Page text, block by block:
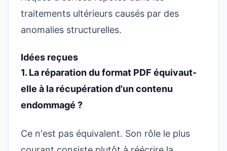
traitements ultérieurs causés par des
anomalies structurelles.
Idées reçues
1. La réparation du format PDF équivaut-
elle à la récupération d'un contenu
endommagé ?
Ce n'est pas équivalent. Son rôle le plus